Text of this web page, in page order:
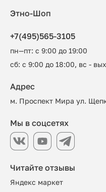
Этно-Шоп
+7(495)565-3105
пн—пт: с 9:00 до 19:00
сб: с 9:00 до 18:00, вс -
Читайте отзывы
Яндекс маркет
Адрес
м. Проспект Мира ул.
Мы в соцсетях